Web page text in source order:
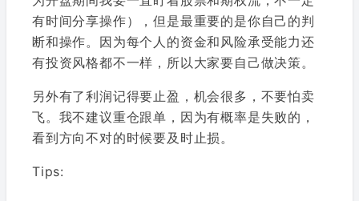
有时间分享操作），但是最重要的是你自己的判
断和操作。因为每个人的资金和风险承受能力还
有投资风格都不一样，所以大家要自己做决策。
另外有了利润记得要止盈，机会很多，不要怕卖
飞。我不建议重仓跟单，因为有概率是失败的，
看到方向不对的时候要及时止损。
Tips: